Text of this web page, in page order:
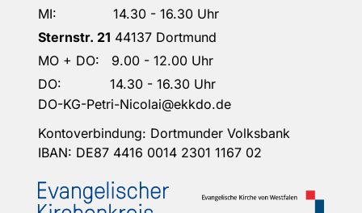
MI: 14.30 - 16.30 Uhr
Sternstr. 21 44137 Dortmund
MO + DO: 9.00 - 12.00 Uhr
DO: 14.30 - 16.30 Uhr
DO-KG-Petri-Nicolai@ekkdo.de
Kontoverbindung: Dortmunder Volksbank
IBAN: DE87 4416 0014 2301 1167 02